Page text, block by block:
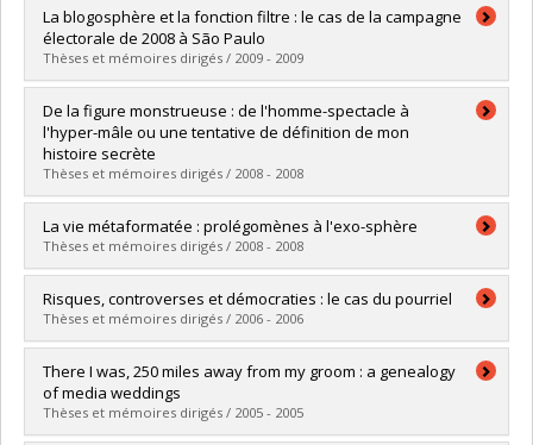
Graduate :Cyr, Claudine
Cycle :Doctoral
Grade :Ph. D.
Lien vers le document dans Papyrus
La blogosphère et la fonction filtre : le cas de la campagne
électorale de 2008 à São Paulo
Thèses et mémoires dirigés / 2009 - 2009
Graduate : Lopes, Lucas Pavan
Cycle :Master's
Grade : M. Sc.
Lien vers le document dans Papyrus
De la figure monstrueuse : de l'homme-spectacle à
l'hyper-mâle ou une tentative de définition de mon
histoire secrète
Thèses et mémoires dirigés / 2008 - 2008
Graduate :Raymond, Sylvain
Cycle : Master's
Grade :M. Sc.
Lien vers le document dans Papyrus
La vie métaformatée : prolégomènes à l'exo-sphère
Thèses et mémoires dirigés / 2008 - 2008
Graduate :Boucher, Marie-Pier
Cycle : Master's
Grade :M. Sc.
Lien vers le document dans Papyrus
Risques, controverses et démocraties : le cas du pourriel
Thèses et mémoires dirigés / 2006 - 2006
Graduate : Thibault, Ghislain
Cycle :Master's
Grade :M. Sc.
Lien vers le document dans Papyrus
There I was, 250 miles away from my groom : a genealogy
of media weddings
Thèses et mémoires dirigés / 2005 - 2005